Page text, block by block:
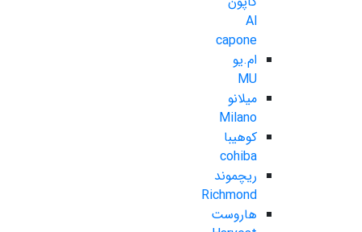
Al
capone
ام.یو
MU
میلانو
Milano
کوهیبا
cohiba
ریچموند
Richmond
هاروست